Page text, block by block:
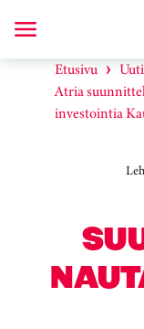
Etusivu
Atria
investointia